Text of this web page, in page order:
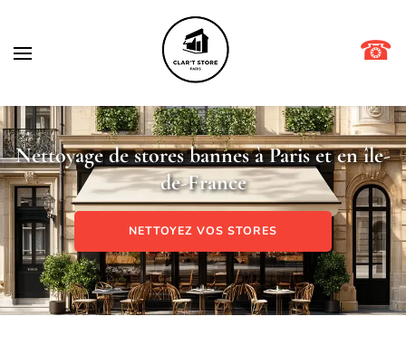
Clar't store
☎
Nettoyage de stores bannes à Paris et en île-
de-France
NETTOYEZ VOS STORES